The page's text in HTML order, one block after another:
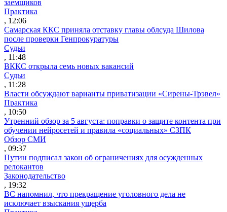
заемщиков
Практика
, 12:06
Самарская ККС приняла отставку главы облсуда Шилова
после проверки Генпрокуратуры
Судьи
, 11:48
ВККС открыла семь новых вакансий
Судьи
, 11:28
Власти обсуждают варианты приватизации «Сирены-Трэвел»
Практика
, 10:50
Утренний обзор за 5 августа: поправки о защите контента при
обучении нейросетей и правила «социальных» СЗПК
Обзор СМИ
, 09:37
Путин подписал закон об ограничениях для осужденных
релокантов
Законодательство
, 19:32
ВС напомнил, что прекращение уголовного дела не
исключает взыскания ущерба